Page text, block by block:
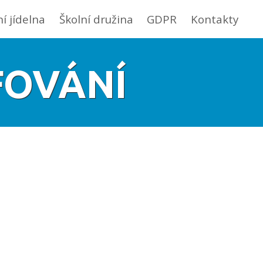
jídelna Školní družina GDPR Kontakty